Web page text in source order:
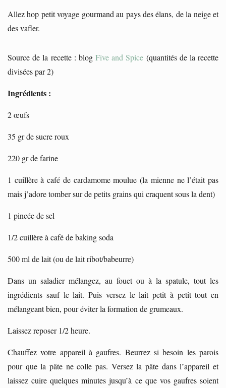
Allez hop petit voyage gourmand au pays des élans, de la neige et
des vafler.
Source de la recette : blog Five and Spice (quantités de la recette
divisées par 2)
Ingrédients :
2 œufs
35 gr de sucre roux
220 gr de farine
1 cuillère à café de cardamome moulue (la mienne ne l’était pas
mais j’adore tomber sur de petits grains qui craquent sous la dent)
1 pincée de sel
1/2 cuillère à café de baking soda
500 ml de lait (ou de lait ribot/babeurre)
Dans un saladier mélangez, au fouet ou à la spatule, tout les
ingrédients sauf le lait. Puis versez le lait petit à petit tout en
mélangeant bien, pour éviter la formation de grumeaux.
Laissez reposer 1/2 heure.
Chauffez votre appareil à gaufres. Beurrez si besoin les parois
pour que la pâte ne colle pas. Versez la pâte dans l’appareil et
laissez cuire quelques minutes jusqu’à ce que vos gaufres soient